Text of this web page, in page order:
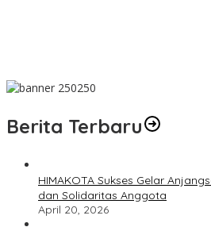
Berita Terbaru
HIMAKOTA Sukses Gelar
dan Solidaritas Anggota
April 20, 2026